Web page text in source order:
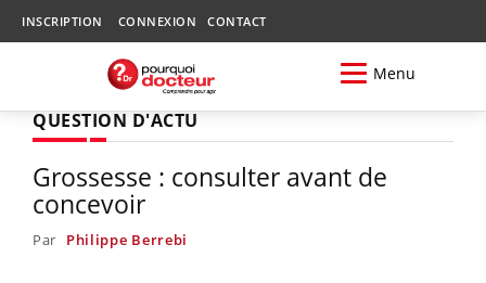
INSCRIPTION CONNEXION CONTACT
Menu
QUESTION D'ACTU
Grossesse : consulter avant de
concevoir
Par Philippe Berrebi